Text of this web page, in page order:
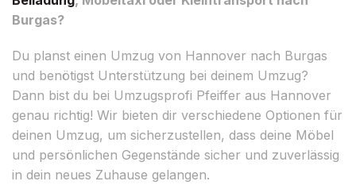
Burgas?
Du planst einen Umzug von Hannover nach Burgas
und benötigst Unterstützung bei deinem Umzug?
Dann bist du bei Umzugsprofi Pfeiffer aus Hannover
genau richtig! Wir bieten dir verschiedene Optionen für
deinen Umzug, um sicherzustellen, dass deine Möbel
und persönlichen Gegenstände sicher und zuverlässig
in dein neues Zuhause gelangen.